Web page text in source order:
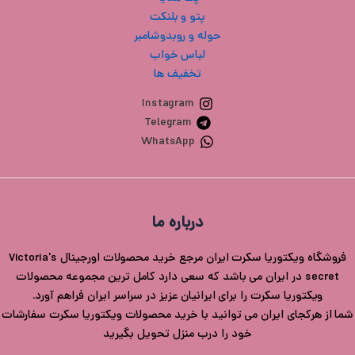
پتو و بلنکت
حوله و روبدوشامبر
لباس خواب
تخفیف ها
Instagram
Telegram
WhatsApp
درباره ما
فروشگاه ویکتوریا سکرت ایران مرجع خرید محصولات اورجینال Victoria's
secret در ایران می باشد که سعی دارد کامل ترین مجموعه محصولات
ویکتوریا سکرت را برای ایرانیان عزیز در سراسر ایران فراهم آورد.
شما از هرکجای ایران می توانید با خرید محصولات ویکتوریا سکرت سفارشات
خود را درب منزل تحویل بگیرید